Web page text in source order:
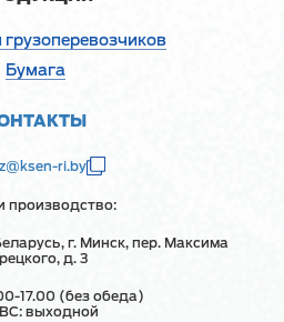
Бумага
ri.by
производство:
г. Минск, пер. Максима
д. 3
17.00 (без обеда)
выходной